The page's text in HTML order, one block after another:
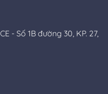
- Số 1B đường 30, KP. 27,